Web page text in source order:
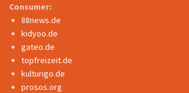
Consumer:
88news.de
kidyoo.de
gateo.de
topfreizeit.de
kulturigo.de
prosos.org